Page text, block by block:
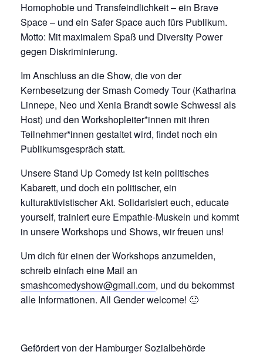
Homophobie und Transfeindlichkeit – ein Brave
Space – und ein Safer Space auch fürs Publikum.
Motto: Mit maximalem Spaß und Diversity Power
gegen Diskriminierung.
Im Anschluss an die Show, die von der
Kernbesetzung der Smash Comedy Tour (Katharina
Linnepe, Neo und Xenia Brandt sowie Schwessi als
Host) und den Workshopleiter*innen mit ihren
Teilnehmer*innen gestaltet wird, findet noch ein
Publikumsgespräch statt.
Unsere Stand Up Comedy ist kein politisches
Kabarett, und doch ein politischer, ein
kulturaktivistischer Akt. Solidarisiert euch, educate
yourself, trainiert eure Empathie-Muskeln und kommt
in unsere Workshops und Shows, wir freuen uns!
Um dich für einen der Workshops anzumelden,
schreib einfach eine Mail an
smashcomedyshow@gmail.com, und du bekommst
alle Informationen. All Gender welcome! 🙂
Gefördert von der Hamburger Sozialbehörde